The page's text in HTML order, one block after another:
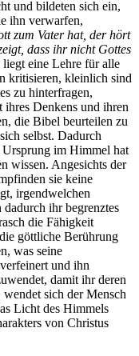
und bildeten sich ein,
ihn verwarfen,
zum Vater hat, der hört
dass ihr nicht Gottes
eine Lehre für alle
kritisieren, kleinlich sind
zu hinterfragen,
ihres Denkens und ihren
die Bibel beurteilen zu
selbst. Dadurch
Ursprung im Himmel hat
wissen. Angesichts der
sie keine
irgendwelchen
ihr begrenztes
die Fähigkeit
göttliche Berührung
was seine
und ihn
damit ihr deren
sich der Mensch
Licht des Himmels
von Christus